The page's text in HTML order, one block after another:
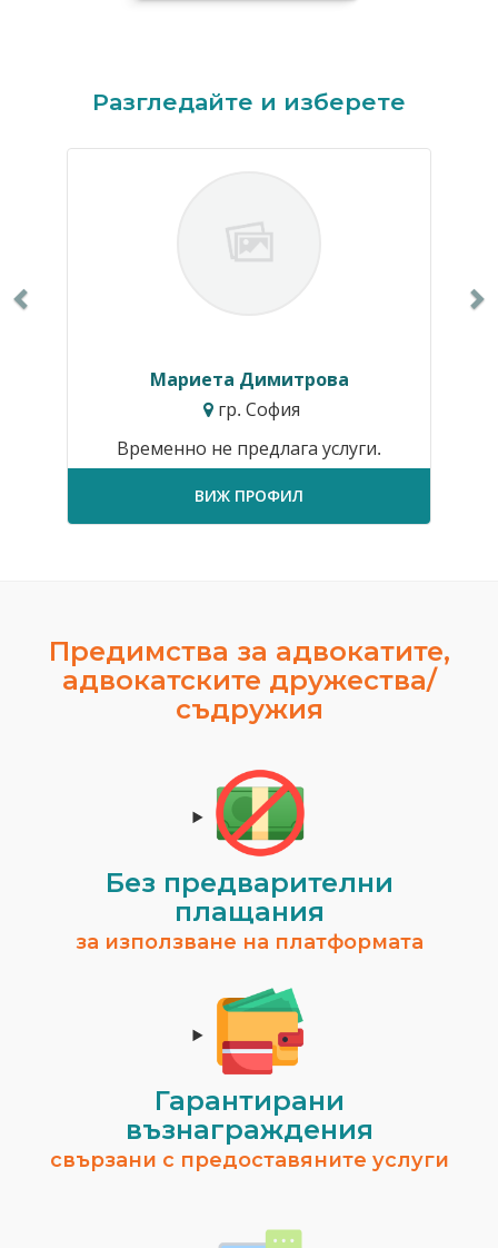
Разгледайте и изберете
Мариета Димитрова
гр. София
Временно не предлага услуги.
ВИЖ ПРОФИЛ
Предимства за адвокатите,
адвокатските дружества/
съдружия
Без предварителни
плащания
за използване на платформата
Гарантирани
възнаграждения
свързани с предоставяните услуги